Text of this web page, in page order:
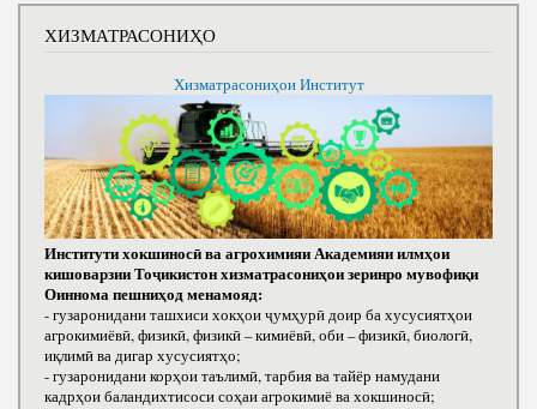
ХИЗМАТРАСОНИҲО
Хизматрасониҳои Институт
Институти хокшиносӣ ва агрохимияи Академияи илмҳои
кишоварзии Тоҷикистон хизматрасониҳои зеринро мувофиқи
Оиннома пешниҳод менамояд:
- гузаронидани ташхиси хокҳои ҷумҳурӣ доир ба хусусиятҳои
агрокимиёвӣ, физикӣ, физикӣ – кимиёвӣ, оби – физикӣ, биологӣ,
иқлимӣ ва дигар хусусиятҳо;
- гузаронидани корҳои таълимӣ, тарбия ва тайёр намудани
кадрҳои баландихтисоси соҳаи агрокимиё ва хокшиносӣ;